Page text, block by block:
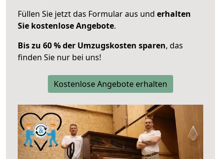
Füllen Sie jetzt das Formular aus und erhalten
Sie kostenlose Angebote.
Bis zu 60 % der Umzugskosten sparen, das
finden Sie nur bei uns!
Kostenlose Angebote erhalten